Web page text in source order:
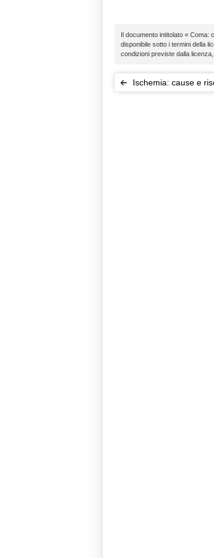
Il documento intitolato « Coma:
disponibile sotto i termini della
condizioni previste dalla
Ischemia: cause e